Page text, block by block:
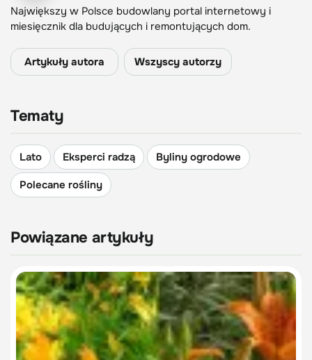
Największy w Polsce budowlany portal internetowy i
miesięcznik dla budujących i remontujących dom.
Artykuły autora Wszyscy autorzy
Tematy
Lato Eksperci radzą
Byliny ogrodowe
Polecane rośliny
Powiązane artykuły